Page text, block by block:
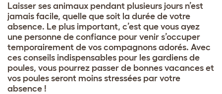
Laisser ses animaux pendant plusieurs jours n’est
jamais facile, quelle que soit la durée de votre
absence. Le plus important, c’est que vous ayez
une personne de confiance pour venir s’occuper
temporairement de vos compagnons adorés. Avec
ces conseils indispensables pour les gardiens de
poules, vous pourrez passer de bonnes vacances et
vos poules seront moins stressées par votre
absence !